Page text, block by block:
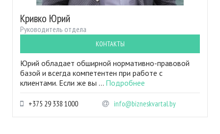
Кривко Юрий
Руководитель отдела
КОНТАКТЫ
Юрий обладает обширной нормативно-правовой
базой и всегда компетентен при работе с
клиентами. Если же вы ... Подробнее
+375 29 338 1000 info@bizneskvartal.by